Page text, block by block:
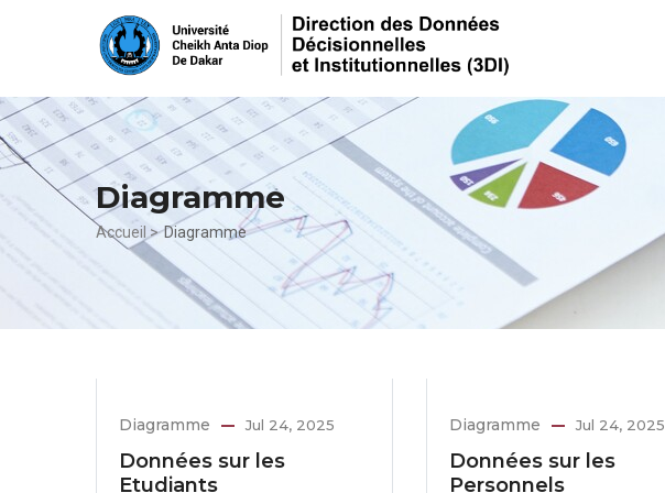
principal
Diagramme
Fil
d'Ariane
Accueil > Diagramme
Diagramme Jul 24, 2025
Données sur les
Etudiants
Diagramme Jul 24, 2025
Données sur les
Personnels